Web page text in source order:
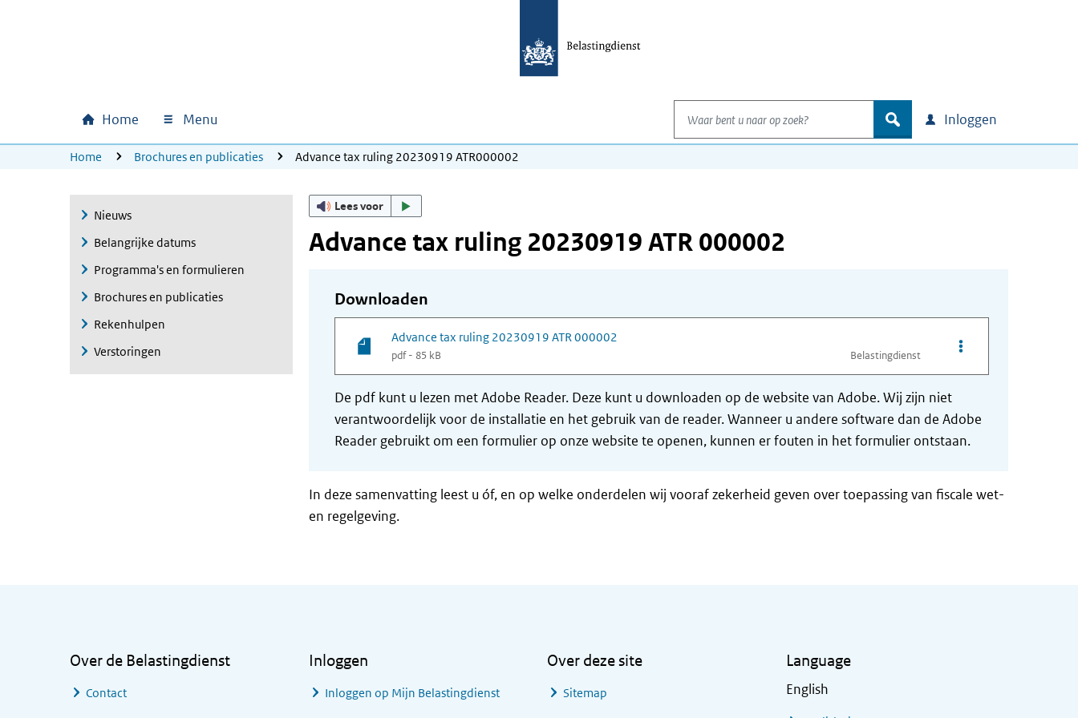
Hoofdnavigatie
Home Menu
Waar bent u naar op zoek?
zoek Inloggen
U bevindt zich hier:
Home Brochures en publicaties Advance tax ruling 20230919 ATR000002
Nieuws
Belangrijke datums
Programma's en formulieren
Brochures en publicaties
Rekenhulpen
Verstoringen
Lees voor
Advance tax ruling 20230919 ATR 000002
Downloaden
Advance tax ruling 20230919 ATR 000002
pdf - 85 kB Belastingdienst
Opties van bestand
De pdf kunt u lezen met Adobe Reader. Deze kunt u downloaden op de website van Adobe. Wij zijn niet
verantwoordelijk voor de installatie en het gebruik van de reader. Wanneer u andere software dan de Adobe
Reader gebruikt om een formulier op onze website te openen, kunnen er fouten in het formulier ontstaan.
In deze samenvatting leest u óf, en op welke onderdelen wij vooraf zekerheid geven over toepassing van fiscale wet-
en regelgeving.
Over de Belastingdienst
Contact
Inloggen
Inloggen op Mijn Belastingdienst
Over deze site
Sitemap
Language
English